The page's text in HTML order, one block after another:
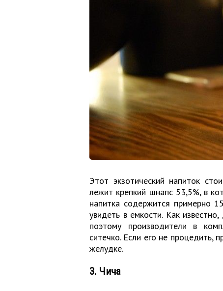
Этот экзотический напиток
лежит крепкий шнапс 53,5%, в
напитка содержится примерно
увидеть в емкости. Как
поэтому производители в
ситечко. Если его не процедить,
желудке.
3. Чича